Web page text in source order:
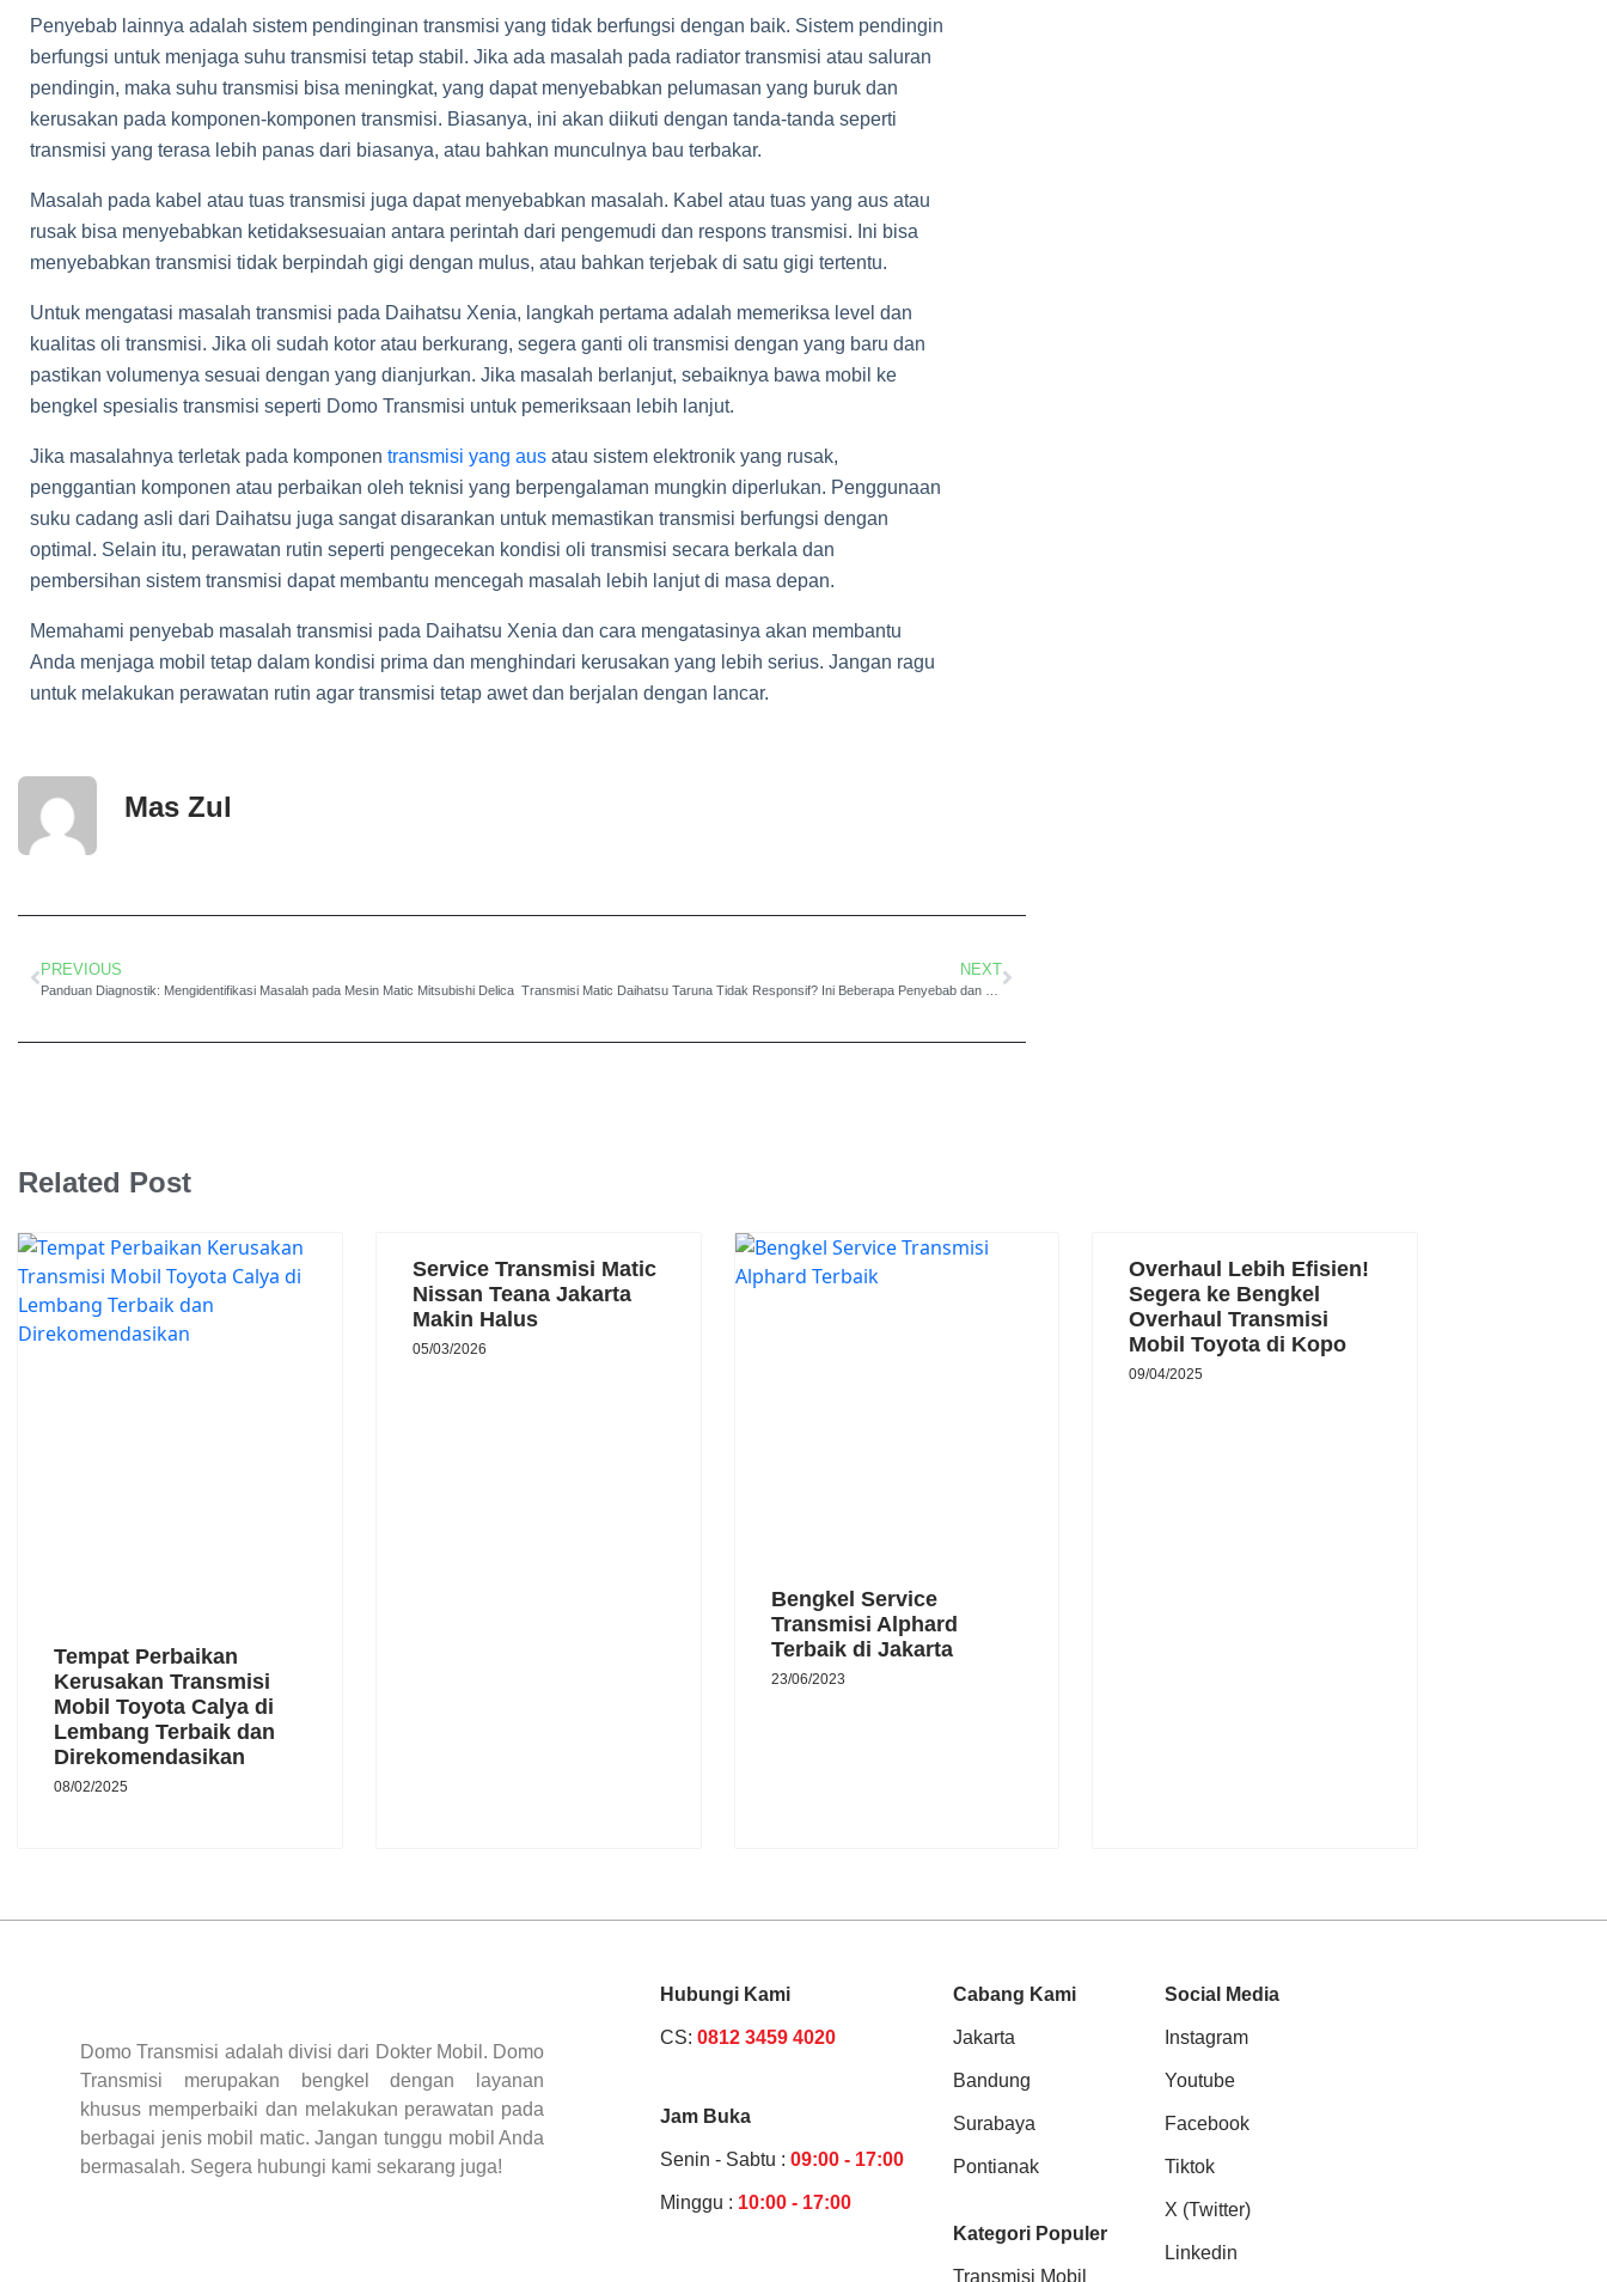
Penyebab lainnya adalah sistem pendinginan transmisi yang tidak berfungsi dengan baik. Sistem pendingin
berfungsi untuk menjaga suhu transmisi tetap stabil. Jika ada masalah pada radiator transmisi atau saluran
pendingin, maka suhu transmisi bisa meningkat, yang dapat menyebabkan pelumasan yang buruk dan
kerusakan pada komponen-komponen transmisi. Biasanya, ini akan diikuti dengan tanda-tanda seperti
transmisi yang terasa lebih panas dari biasanya, atau bahkan munculnya bau terbakar.
Masalah pada kabel atau tuas transmisi juga dapat menyebabkan masalah. Kabel atau tuas yang aus atau
rusak bisa menyebabkan ketidaksesuaian antara perintah dari pengemudi dan respons transmisi. Ini bisa
menyebabkan transmisi tidak berpindah gigi dengan mulus, atau bahkan terjebak di satu gigi tertentu.
Untuk mengatasi masalah transmisi pada Daihatsu Xenia, langkah pertama adalah memeriksa level dan
kualitas oli transmisi. Jika oli sudah kotor atau berkurang, segera ganti oli transmisi dengan yang baru dan
pastikan volumenya sesuai dengan yang dianjurkan. Jika masalah berlanjut, sebaiknya bawa mobil ke
bengkel spesialis transmisi seperti Domo Transmisi untuk pemeriksaan lebih lanjut.
Jika masalahnya terletak pada komponen transmisi yang aus atau sistem elektronik yang rusak,
penggantian komponen atau perbaikan oleh teknisi yang berpengalaman mungkin diperlukan. Penggunaan
suku cadang asli dari Daihatsu juga sangat disarankan untuk memastikan transmisi berfungsi dengan
optimal. Selain itu, perawatan rutin seperti pengecekan kondisi oli transmisi secara berkala dan
pembersihan sistem transmisi dapat membantu mencegah masalah lebih lanjut di masa depan.
Memahami penyebab masalah transmisi pada Daihatsu Xenia dan cara mengatasinya akan membantu
Anda menjaga mobil tetap dalam kondisi prima dan menghindari kerusakan yang lebih serius. Jangan ragu
untuk melakukan perawatan rutin agar transmisi tetap awet dan berjalan dengan lancar.
Mas Zul
PREVIOUS
Panduan Diagnostik: Mengidentifikasi Masalah pada Mesin Matic Mitsubishi Delica
NEXT
Related Post
Tempat Perbaikan
Kerusakan Transmisi
Mobil Toyota Calya di
Lembang Terbaik dan
Direkomendasikan
08/02/2025
Service Transmisi Matic
Nissan Teana Jakarta
Makin Halus
05/03/2026
Bengkel Service
Transmisi Alphard
Terbaik di Jakarta
23/06/2023
Overhaul Lebih Efisien!
Segera ke Bengkel
Overhaul Transmisi
Mobil Toyota di Kopo
09/04/2025
Domo Transmisi adalah divisi dari Dokter Mobil. Domo
Transmisi merupakan bengkel dengan layanan
khusus memperbaiki dan melakukan perawatan pada
berbagai jenis mobil matic. Jangan tunggu mobil Anda
bermasalah. Segera hubungi kami sekarang juga!
Hubungi Kami
CS:0812 3459 4020
Jam Buka
Senin - Sabtu :09:00 - 17:00
Minggu : 10:00 - 17:00
Cabang Kami
Jakarta
Bandung
Surabaya
Pontianak
Kategori Populer
Transmisi Mobil
Social Media
Instagram
Youtube
Facebook
Tiktok
X (Twitter)
Linkedin